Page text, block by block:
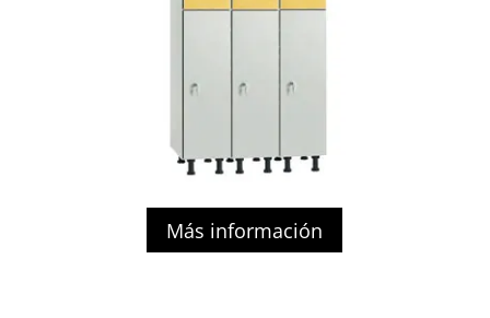
Más información